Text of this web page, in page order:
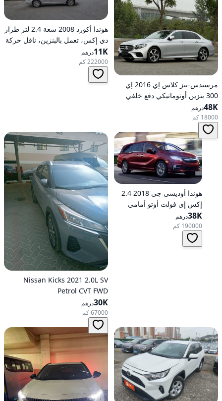
مرسيدس-بنز كلاس إي 2016 إي
300 بنزين أوتوماتيكي دفع خلفي
48Kدرهم
18000 كم
هوندا أكورد 2008 سعة 2.4 لتر طراز
دي إكس، تعمل بالبنزين، ناقل حركة
أوتوماتيكي، دفع أمامي
11Kدرهم
222000 كم
هوندا أوديسي جي 2018 2.4
إكس إي فولت أوتو أمامي
الدفع
38Kدرهم
190000 كم
Nissan Kicks 2021 2.0L SV
Petrol CVT FWD
30Kدرهم
67000 كم